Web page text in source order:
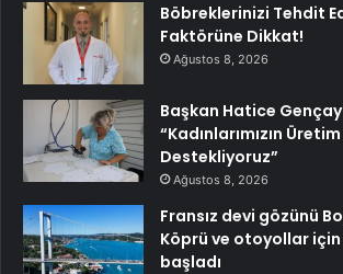
Böbreklerinizi Tehdit
Faktörüne Dikkat!
Ağustos 8, 2026
Başkan Hatice
“Kadınlarımızın
Destekliyoruz”
Ağustos 8, 2026
Fransız devi gözünü
Köprü ve otoyollar için
başladı